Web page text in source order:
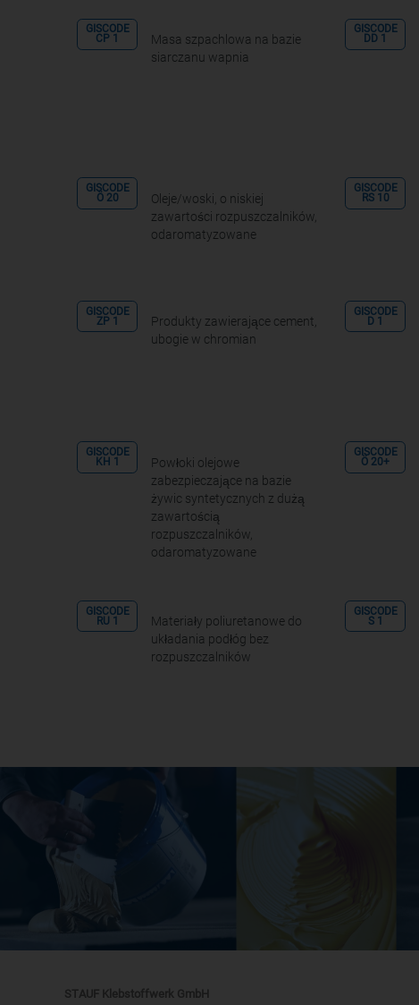
GISCODE
CP 1
Masa szpachlowa na bazie
siarczanu wapnia
GISCODE
DD 1
GISCODE
Ö 20
Oleje/woski, o niskiej
zawartości rozpuszczalników,
odaromatyzowane
GISCODE
RS 10
GISCODE
ZP 1
Produkty zawierające cement,
ubogie w chromian
GISCODE
D 1
GISCODE
KH 1
Powłoki olejowe
zabezpieczające na bazie
żywic syntetycznych z dużą
zawartością
rozpuszczalników,
odaromatyzowane
GISCODE
Ö 20+
GISCODE
RU 1
Materiały poliuretanowe do
układania podłóg bez
rozpuszczalników
GISCODE
S 1
STAUF Klebstoffwerk GmbH